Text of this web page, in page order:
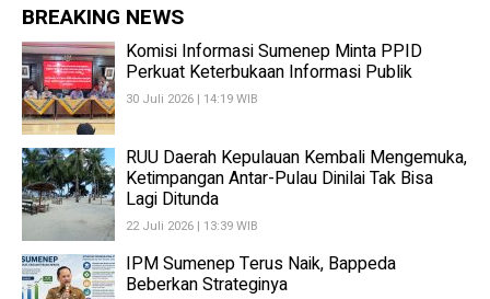
BREAKING NEWS
Komisi Informasi Sumenep Minta PPID
Perkuat Keterbukaan Informasi Publik
30 Juli 2026 | 14:19 WIB
RUU Daerah Kepulauan Kembali Mengemuka,
Ketimpangan Antar-Pulau Dinilai Tak Bisa
Lagi Ditunda
22 Juli 2026 | 13:39 WIB
IPM Sumenep Terus Naik, Bappeda
Beberkan Strateginya